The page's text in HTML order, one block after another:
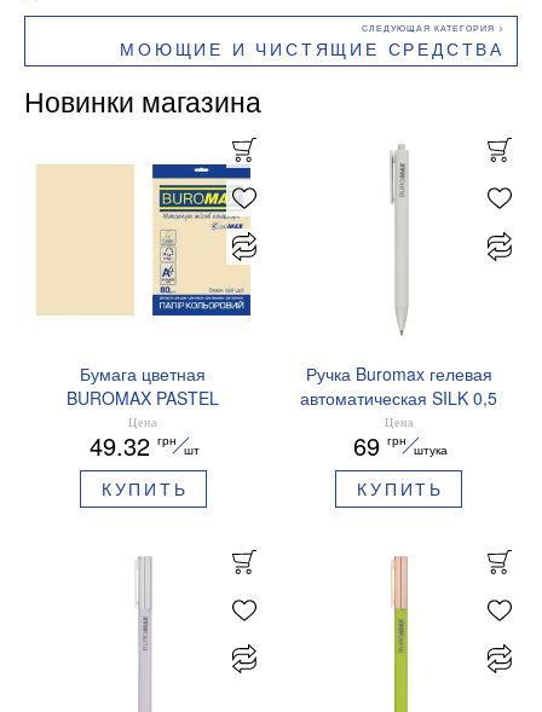
МОЮЩИЕ И ЧИСТЯЩИЕ СРЕДСТВА
Новинки магазина
Бумага цветная
BUROMAX PASTEL
EUROMAX 20 арк А4 80 г/
мс BM.2721220E-08
Цена
49.32 грн
шт
КУПИТЬ
Ручка Buromax гелевая
автоматическая SILK 0,5
мм синие чернила
BM.83100
Цена
69 грн
штука
КУПИТЬ